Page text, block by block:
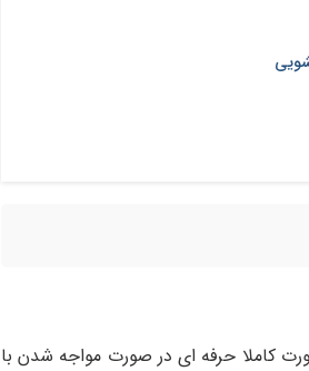
صورت کاملا حرفه ای در صورت مواجه شدن با